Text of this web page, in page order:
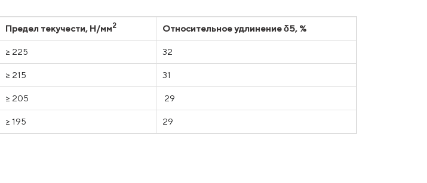
Предел текучести, Н/мм2 Относительное удлинение δ5, %
≥ 225 32
≥ 215 31
≥ 205 29
≥ 195 29